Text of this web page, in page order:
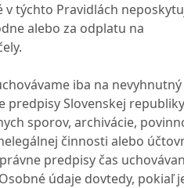
v týchto Pravidlách
alebo za odplatu na
iba na nevyhnutný
predpisy Slovenskej republiky
sporov, archivácie,
činnosti alebo
predpisy čas
údaje dovtedy, pokiaľ